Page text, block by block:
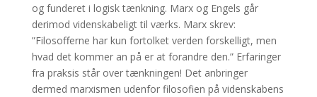
og funderet i logisk tænkning. Marx og Engels går
derimod videnskabeligt til værks. Marx skrev:
”Filosofferne har kun fortolket verden forskelligt, men
hvad det kommer an på er at forandre den.” Erfaringer
fra praksis står over tænkningen! Det anbringer
dermed marxismen udenfor filosofien på videnskabens